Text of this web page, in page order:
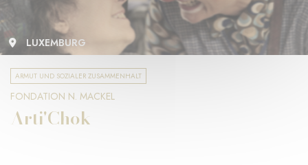
LUXEMBURG
ARMUT UND SOZIALER ZUSAMMENHALT
FONDATION N. MACKEL
Arti'Chok